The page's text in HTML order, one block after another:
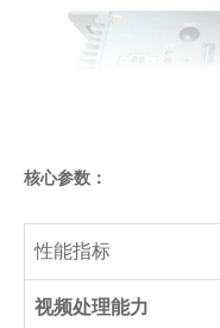
核心参数：
性能指标
视频处理能力